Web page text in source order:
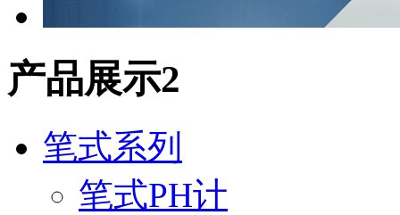
产品展示2
笔式系列
笔式PH计